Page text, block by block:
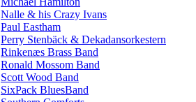
Nalle & his Crazy Ivans
Paul Eastham
Perry Stenbäck & Dekadansorkestern
Rinkenæs Brass Band
Ronald Mossom Band
Scott Wood Band
SixPack BluesBand